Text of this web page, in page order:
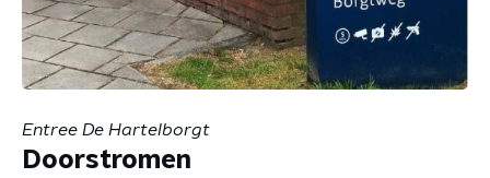
Entree De Hartelborgt
Doorstromen